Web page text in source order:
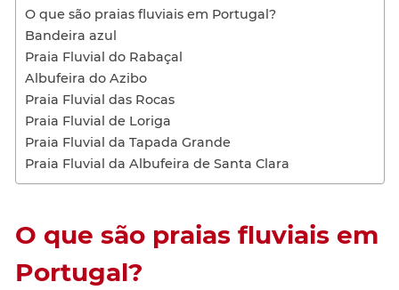
O que são praias fluviais em Portugal?
Bandeira azul
Praia Fluvial do Rabaçal
Albufeira do Azibo
Praia Fluvial das Rocas
Praia Fluvial de Loriga
Praia Fluvial da Tapada Grande
Praia Fluvial da Albufeira de Santa Clara
O que são praias fluviais em
Portugal?